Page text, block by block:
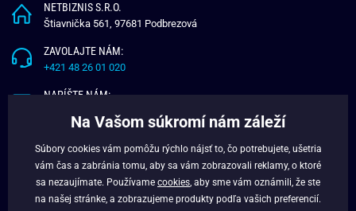
NETBIZNIS S.R.O.
Štiavnička 561, 97681 Podbrezová
ZAVOLAJTE NÁM:
+421 48 26 01 020
NAPÍŠTE NÁM:
O NÁS
VERNOSTNÝ PROGRAM
BLOG
Na Vašom súkromí nám záleží
Súbory cookies vám pomôžu rýchlo nájsť to, čo potrebujete, ušetria
vám čas a zabránia tomu, aby sa vám zobrazovali reklamy, o ktoré
sa nezaujímate. Používame cookies , aby sme vám oznámili, že ste
na našej stránke, a zobrazujeme produkty podľa vašich preferencií.